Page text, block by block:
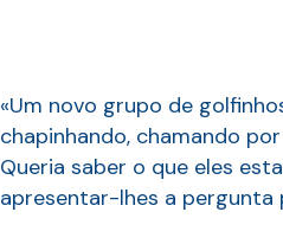
«Um novo grupo de
chapinhando, chamando
Queria saber o que eles
apresentar-lhes a pergunta